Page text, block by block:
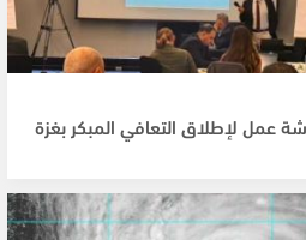
عمل لإطلاق التعافي المبكر بغزة